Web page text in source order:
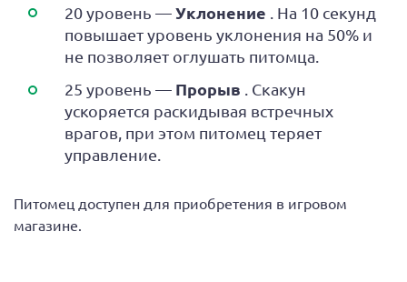
20 уровень —Уклонение
. На 10 секунд
повышает уровень уклонения на 50% и
не позволяет оглушать питомца.
25 уровень — Прорыв . Скакун
ускоряется раскидывая встречных
врагов, при этом питомец теряет
управление.
Питомец доступен для приобретения в игровом
магазине.